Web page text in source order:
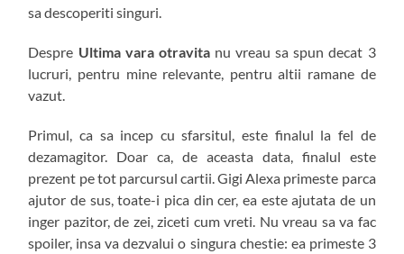
sa descoperiti singuri.
Despre Ultima vara otravitanu vreau sa spun decat 3
lucruri, pentru mine relevante, pentru altii ramane de
vazut.
Primul, ca sa incep cu sfarsitul, este finalul la fel de
dezamagitor. Doar ca, de aceasta data, finalul este
prezent pe tot parcursul cartii. Gigi Alexa primeste parca
ajutor de sus, toate-i pica din cer, ea este ajutata de un
inger pazitor, de zei, ziceti cum vreti. Nu vreau sa va fac
spoiler, insa va dezvalui o singura chestie: ea primeste 3